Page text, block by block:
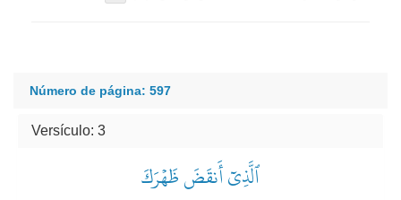
Número de página: 597
Versículo: 3
ٱلَّذِيٓ أَنقَضَ ظَهۡرَكَ